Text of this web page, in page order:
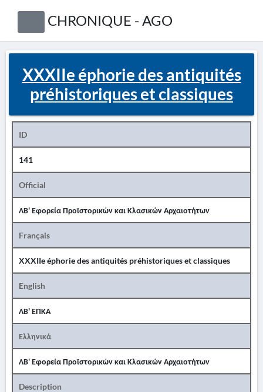
CHRONIQUE - AGO
XXXIIe éphorie des antiquités
préhistoriques et classiques
ID
141
Official
ΛΒ' Εφορεία Προϊστορικών και Κλασικών Αρχαιοτήτων
Français
XXXIIe éphorie des antiquités préhistoriques et classiques
English
ΛΒ' ΕΠΚΑ
Ελληνικά
ΛΒ' Εφορεία Προϊστορικών και Κλασικών Αρχαιοτήτων
Description